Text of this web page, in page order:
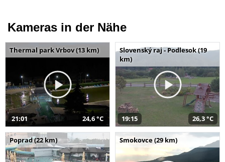
Kameras in der Nähe
Thermal park Vrbov (13 km)
21:01 24,6 °C
Slovenský raj - Podlesok (19
km)
19:15 26,3 °C
Poprad (22 km) Smokovce (29 km)